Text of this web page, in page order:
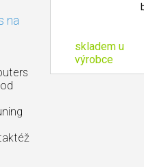
na
skladem u
výrobce